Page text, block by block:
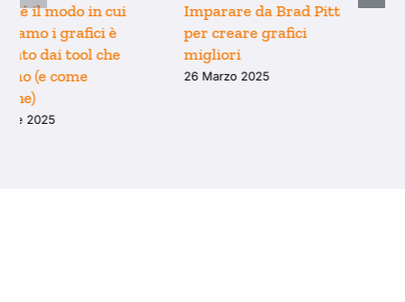
Perché il modo in cui
pensiamo i grafici è
limitato dai tool che
usiamo (e come
uscirne)
9 Aprile 2025
Imparare da Brad Pitt
per creare grafici
migliori
26 Marzo 2025